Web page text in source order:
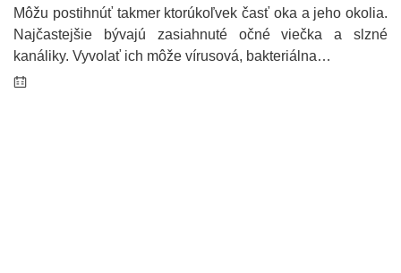
Môžu postihnúť takmer ktorúkoľvek časť oka a jeho okolia.
Najčastejšie bývajú zasiahnuté očné viečka a slzné
kanáliky. Vyvolať ich môže vírusová, bakteriálna…